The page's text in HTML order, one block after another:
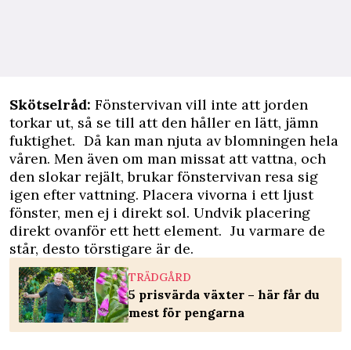
Skötselråd: Fönstervivan vill inte att jorden
torkar ut, så se till att den håller en lätt, jämn
fuktighet. Då kan man njuta av blomningen hela
våren. Men även om man missat att vattna, och
den slokar rejält, brukar fönstervivan resa sig
igen efter vattning. Placera vivorna i ett ljust
fönster, men ej i direkt sol. Undvik placering
direkt ovanför ett hett element. Ju varmare de
står, desto törstigare är de.
TRÄDGÅRD
5 prisvärda växter – här får du
mest för pengarna